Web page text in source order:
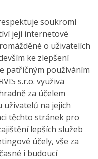
soukromí
její internetové
o uživatelích
ke zlepšení
patřičným používáním
s.r.o. využívá
za účelem
uživatelů na jejich
těchto stránek pro
lepších služeb
účely, vše za
i budoucí